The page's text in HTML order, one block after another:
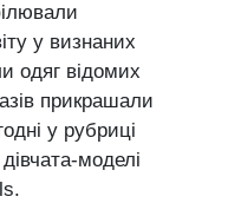
у визнаних
одяг відомих
прикрашали
у рубриці
моделі